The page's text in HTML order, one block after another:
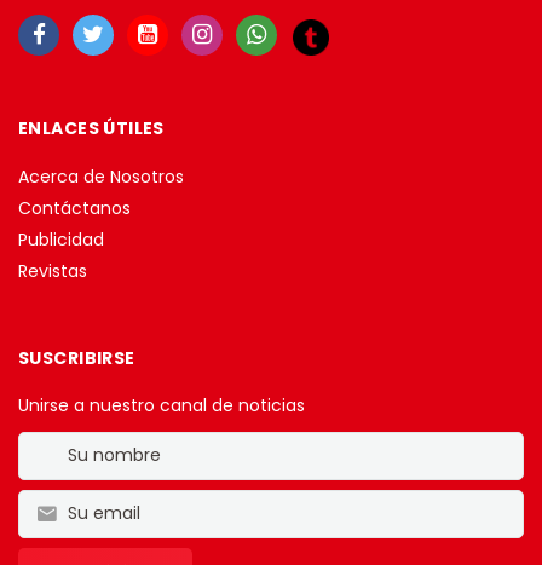
ENLACES ÚTILES
Acerca de Nosotros
Contáctanos
Publicidad
Revistas
SUSCRIBIRSE
Unirse a nuestro canal de noticias